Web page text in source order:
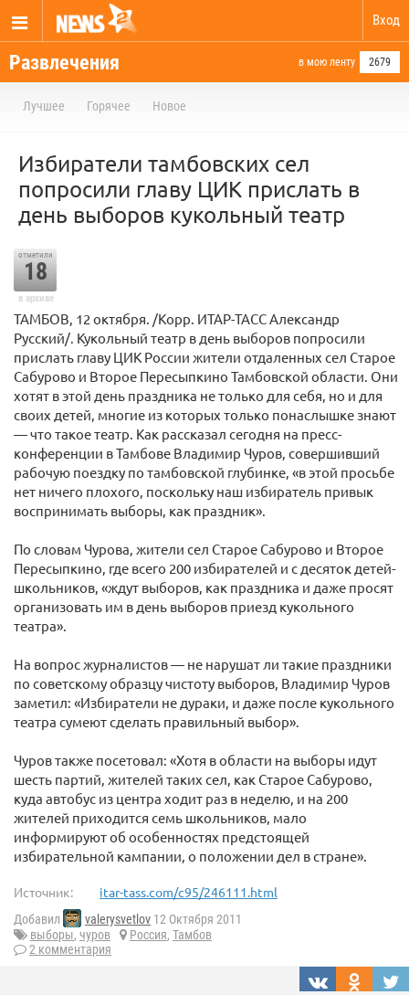
Вход
Развлечения в мою ленту 2679
Лучшее Горячее Новое
Избиратели тамбовских сел
попросили главу ЦИК прислать в
день выборов кукольный театр
отметили
18
в архиве
ТАМБОВ, 12 октября. /Корр. ИТАР-ТАСС Александр
Русский/. Кукольный театр в день выборов попросили
прислать главу ЦИК России жители отдаленных сел Старое
Сабурово и Второе Пересыпкино Тамбовской области. Они
хотят в этой день праздника не только для себя, но и для
своих детей, многие из которых только понаслышке знают
— что такое театр. Как рассказал сегодня на пресс-
конференции в Тамбове Владимир Чуров, совершивший
рабочую поездку по тамбовской глубинке, «в этой просьбе
нет ничего плохого, поскольку наш избиратель привык
воспринимать выборы, как праздник».
По словам Чурова, жители сел Старое Сабурово и Второе
Пересыпкино, где всего 200 избирателей и с десяток детей-
школьников, «ждут выборов, как праздника и даже просят
организовать им в день выборов приезд кукольного
театра».
На вопрос журналистов — не нарушат ли такие праздники
по советскому образцу чистоту выборов, Владимир Чуров
заметил: «Избиратели не дураки, и даже после кукольного
театра сумеют сделать правильный выбор».
Чуров также посетовал: «Хотя в области на выборы идут
шесть партий, жителей таких сел, как Старое Сабурово,
куда автобус из центра ходит раз в неделю, и на 200
жителей приходится семь школьников, мало
информируют об особенностях предстоящей
избирательной кампании, о положении дел в стране».
Источник: itar-tass.com/c95/246111.html
Добавил valerysvetlov 12 Октября 2011
выборы, чуров Россия, Тамбов
2 комментария